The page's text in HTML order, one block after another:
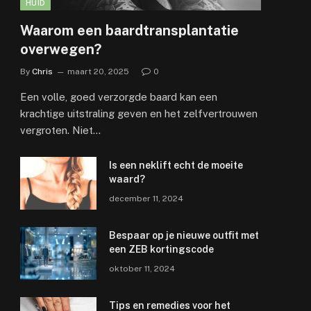
HUID
Waarom een baardtransplantatie
overwegen?
By Chris maart 20, 2025 0
Een volle, goed verzorgde baard kan een
krachtige uitstraling geven en het zelfvertrouwen
vergroten. Niet…
Is een neklift echt de moeite
waard?
december 11, 2024
Bespaar op je nieuwe outfit met
een ZEB kortingscode
oktober 11, 2024
Tips en remedies voor het